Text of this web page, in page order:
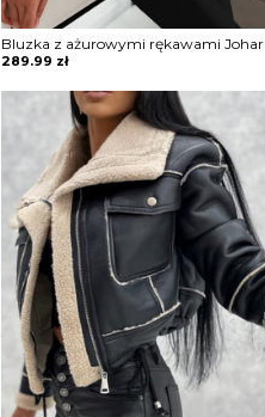
Bluzka z ażurowymi rękawami Johar
289.99 zł